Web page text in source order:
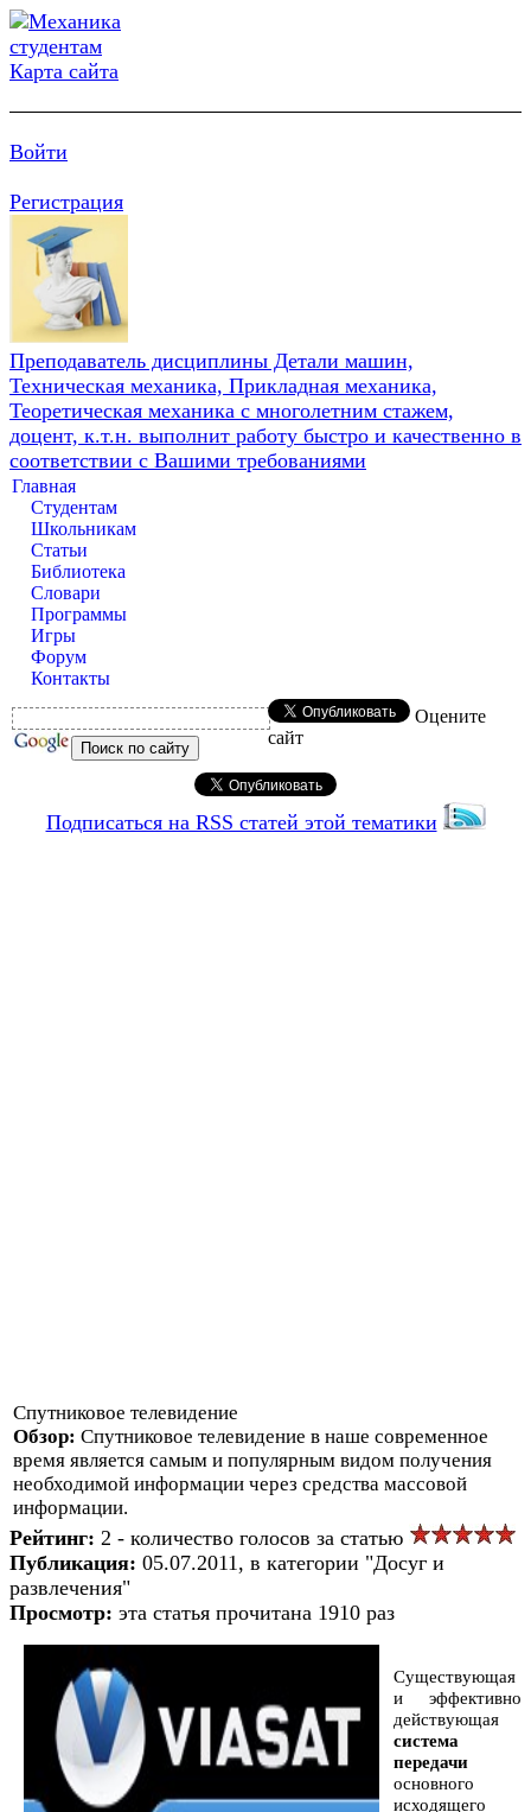
Карта сайта
Войти
Регистрация
Преподаватель дисциплины Детали машин,
Техническая механика, Прикладная механика,
Теоретическая механика с многолетним стажем,
доцент, к.т.н. выполнит работу быстро и качественно в
соответствии с Вашими требованиями
Главная
Студентам
Школьникам
Статьи
Библиотека
Словари
Программы
Игры
Форум
Контакты
Оцените
сайт
Подписаться на RSS статей этой тематики
Спутниковое телевидение
Обзор: Спутниковое телевидение в наше современное
время является самым и популярным видом получения
необходимой информации через средства массовой
информации.
Рейтинг: 2 - количество голосов за статью
Публикация: 05.07.2011, в категории "Досуг и
развлечения"
Просмотр: эта статья прочитана 1910 раз
Существующая
и эффективно
действующая
система
передачи
основного
исходящего